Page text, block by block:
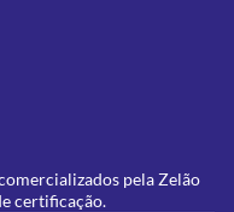
pela Zelão
certificação.